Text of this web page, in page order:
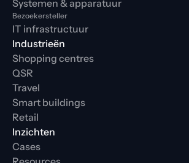
Systemen & apparatuur
Bezoekersteller
IT infrastructuur
Industrieën
Shopping centres
QSR
Travel
Smart buildings
Retail
Inzichten
Cases